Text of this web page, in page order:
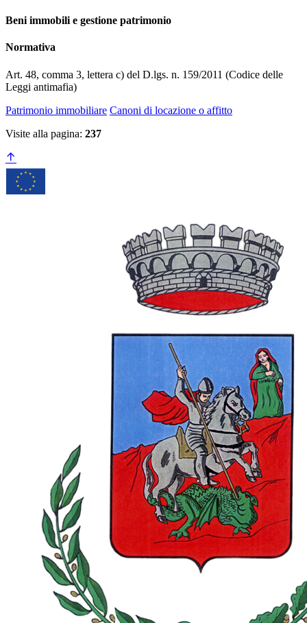
Beni immobili e gestione patrimonio
Normativa
Art. 48, comma 3, lettera c) del D.lgs. n. 159/2011 (Codice delle
Leggi antimafia)
Patrimonio immobiliare Canoni di locazione o affitto
Visite alla pagina: 237